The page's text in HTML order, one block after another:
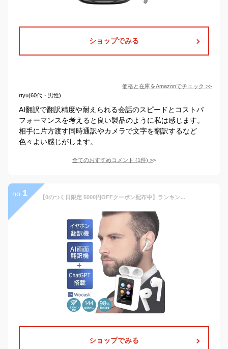
ショップでみる
価格と在庫をAmazonでチェック >>
rtyu(60代・男性)
AI翻訳で翻訳精度や耐えられる会話のスピードとコストパ
フォーマンスを考えると良い製品のように私は感じます。
相手に片方渡す同時通訳やカメラで文字を翻訳するなど
色々よい感じがします。
全てのおすすめコメント (1件) >
no. 1 【0のつく日限定 5000円OFFクーポン配布中】ランキング1位獲得 ★ イヤホン翻訳機 通訳機 ChatGPT 搭載 Wooask A8 モニター付翻訳機 ウーアスク イヤホン型 AI翻訳機 画面付 AIチャット オフライン 144言語対応 高精度 通話 音楽再生 Bluetooth ハンズフリートーク 英語
ショップでみる